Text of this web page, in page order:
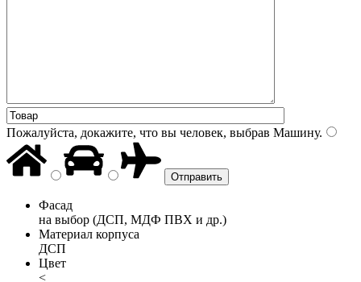
Пожалуйста, докажите, что вы человек, выбрав Машину.
Фасад
на выбор (ДСП, МДФ ПВХ и др.)
Материал корпуса
ДСП
Цвет
<